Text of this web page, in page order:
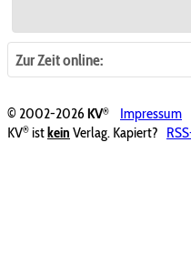
Zur Zeit online:
© 2002-2026KV® Impressum
KV® ist kein Verlag. Kapiert?